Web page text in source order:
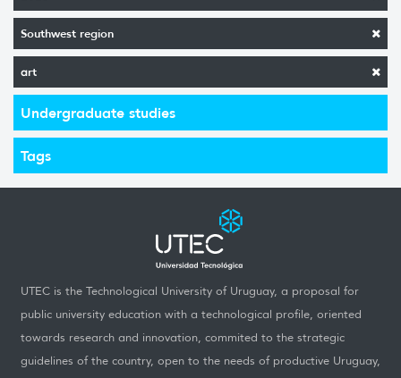
Southwest region
art
Undergraduate studies
Tags
UTEC is the Technological University of Uruguay, a proposal for
public university education with a technological profile, oriented
towards research and innovation, commited to the strategic
guidelines of the country, open to the needs of productive Uruguay,